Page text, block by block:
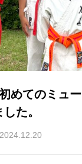
めてのミュ
た。
2024.12.20